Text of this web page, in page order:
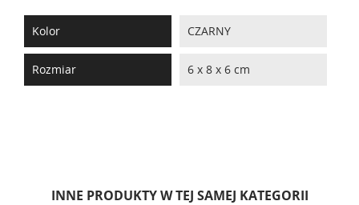
Kolor CZARNY
Rozmiar 6 x 8 x 6 cm
INNE PRODUKTY W TEJ SAMEJ KATEGORII